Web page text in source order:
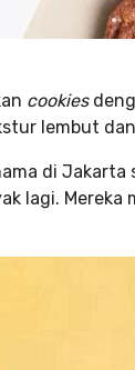
cookies
lembut dan
di Jakarta
lagi.